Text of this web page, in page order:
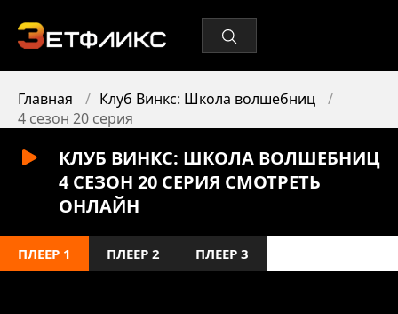
Главная
Клуб Винкс: Школа волшебниц
4 сезон 20 серия
КЛУБ ВИНКС: ШКОЛА ВОЛШЕБНИЦ
4 СЕЗОН 20 СЕРИЯ СМОТРЕТЬ
ОНЛАЙН
ПЛЕЕР 1 ПЛЕЕР 2 ПЛЕЕР 3